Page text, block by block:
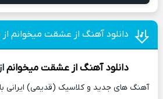
دانلود آهنگ از عشقت میخوانم
دانلود آهنگ از عشقت میخوانم
آهنگ های جدید و کلاسیک (قدیمی) ایرانی